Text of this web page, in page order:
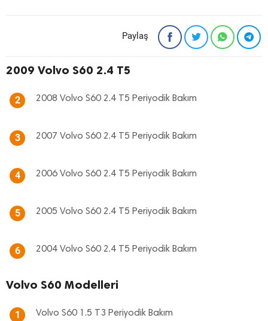
Paylaş
2009 Volvo S60 2.4 T5
2 2008 Volvo S60 2.4 T5 Periyodik Bakım
3 2007 Volvo S60 2.4 T5 Periyodik Bakım
4 2006 Volvo S60 2.4 T5 Periyodik Bakım
5 2005 Volvo S60 2.4 T5 Periyodik Bakım
6 2004 Volvo S60 2.4 T5 Periyodik Bakım
Volvo S60 Modelleri
1 Volvo S60 1.5 T3 Periyodik Bakım